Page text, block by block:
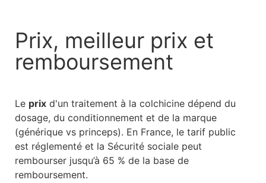
Prix, meilleur prix et
remboursement
Le prix d'un traitement à la colchicine dépend du
dosage, du conditionnement et de la marque
(générique vs princeps). En France, le tarif public
est réglementé et la Sécurité sociale peut
rembourser jusqu’à 65 % de la base de
remboursement.